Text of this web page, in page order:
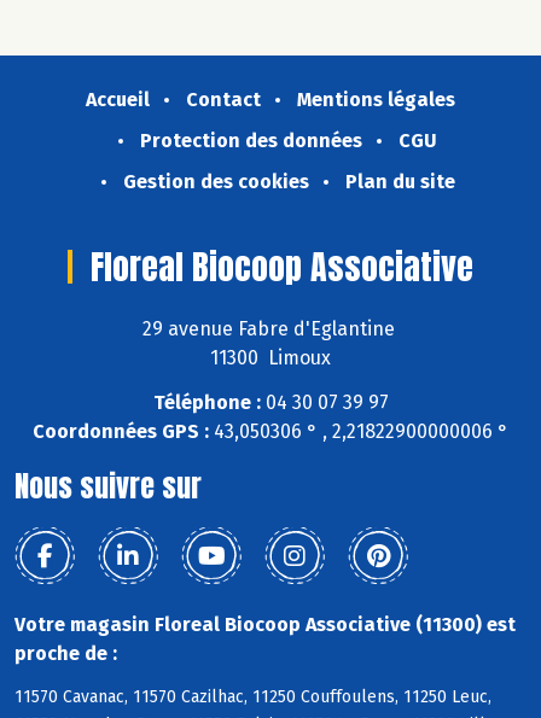
Accueil Contact
Mentions légales
Protection des données
CGU
Gestion des cookies
Plan du site
Floreal Biocoop Associative
29 avenue Fabre d'Eglantine
11300 Limoux
Téléphone :04 30 07 39 97
Coordonnées GPS : 43,050306 ° , 2,21822900000006 °
Nous suivre sur
Votre magasin Floreal Biocoop Associative (11300) est
proche de :
11570 Cavanac, 11570 Cazilhac, 11250 Couffoulens, 11250 Leuc,